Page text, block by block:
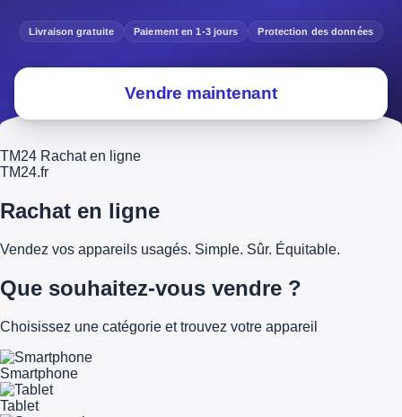
Livraison gratuite Paiement en 1-3 jours Protection des données
Vendre maintenant
TM24 Rachat en ligne
TM24.fr
Rachat en ligne
Vendez vos appareils usagés. Simple. Sûr. Équitable.
Que souhaitez-vous vendre ?
Choisissez une catégorie et trouvez votre appareil
Smartphone
Tablet